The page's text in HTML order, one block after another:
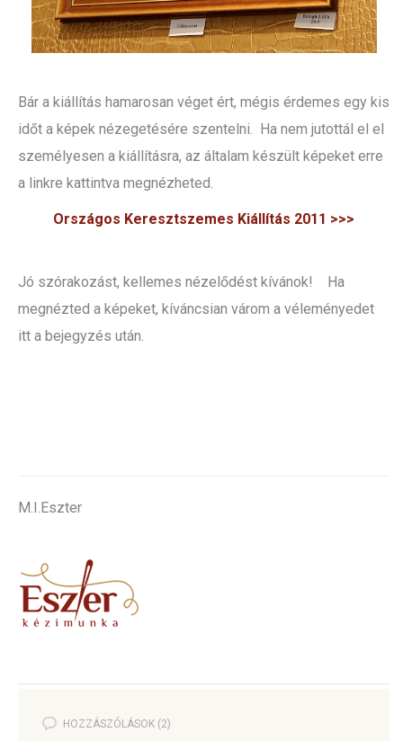
Bár a kiállítás hamarosan véget ért, mégis érdemes egy kis
időt a képek nézegetésére szentelni. Ha nem jutottál el el
személyesen a kiállításra, az általam készült képeket erre
a linkre kattintva megnézheted.
Országos Keresztszemes Kiállítás 2011 >>>
Jó szórakozást, kellemes nézelődést kívánok! Ha
megnézted a képeket, kíváncsian várom a véleményedet
itt a bejegyzés után.
M.I.Eszter
HOZZÁSZÓLÁSOK (2)